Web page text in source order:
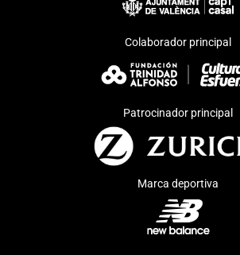
Colaborador principal
Patrocinador principal
Marca deportiva